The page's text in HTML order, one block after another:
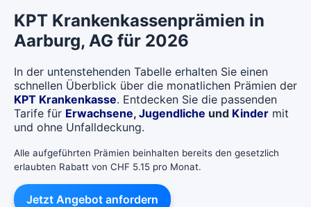
KPT Krankenkassenprämien in
Aarburg, AG für 2026
In der untenstehenden Tabelle erhalten Sie einen
schnellen Überblick über die monatlichen Prämien der
KPT Krankenkasse. Entdecken Sie die passenden
Tarife für Erwachsene, Jugendliche und Kinder mit
und ohne Unfalldeckung.
Alle aufgeführten Prämien beinhalten bereits den gesetzlich
erlaubten Rabatt von CHF 5.15 pro Monat.
Jetzt Angebot anfordern